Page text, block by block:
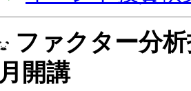
ファクター分
月開講